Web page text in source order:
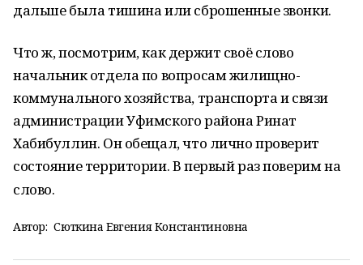
дальше была тишина или сброшенные звонки.
Что ж, посмотрим, как держит своё слово
начальник отдела по вопросам жилищно-
коммунального хозяйства, транспорта и связи
администрации Уфимского района Ринат
Хабибуллин. Он обещал, что лично проверит
состояние территории. В первый раз поверим на
слово.
Автор: Сюткина Евгения Константиновна